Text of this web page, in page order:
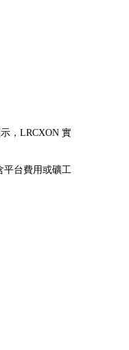
，LRCXON 實
平台費用或礦工